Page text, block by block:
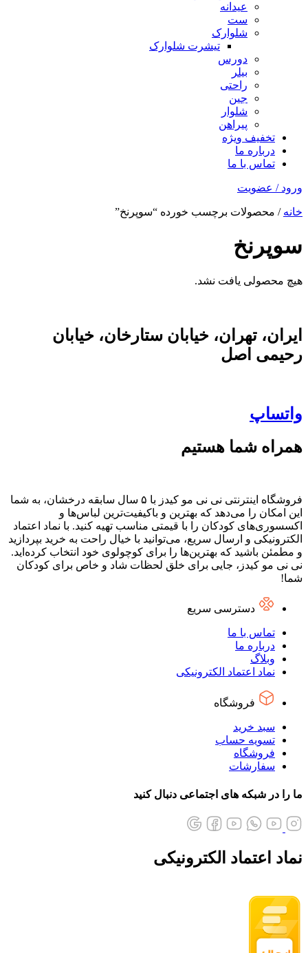
عیدانه
ست
شلوارک
تیشرت شلوارک
دورس
بیلر
راحتی
جین
شلوار
پیراهن
تخفیف ویژه
درباره ما
تماس با ما
ورود / عضویت
خانه / محصولات برچسب خورده “سوپرنخ”
سوپرنخ
هیچ محصولی یافت نشد.
ایران، تهران، خیابان ستارخان، خیابان
رحیمی اصل
واتساپ
همراه شما هستیم
فروشگاه اینترنتی نی نی مو کیدز با ۵ سال سابقه درخشان، به شما
این امکان را می‌دهد که بهترین و باکیفیت‌ترین لباس‌ها و
اکسسوری‌های کودکان را با قیمتی مناسب تهیه کنید. با نماد اعتماد
الکترونیکی و ارسال سریع، می‌توانید با خیال راحت به خرید بپردازید
و مطمئن باشید که بهترین‌ها را برای کوچولوی خود انتخاب کرده‌اید.
نی نی مو کیدز، جایی برای خلق لحظات شاد و خاص برای کودکان
شما!
دسترسی سریع
تماس با ما
درباره ما
وبلاگ
نماد اعتماد الکترونیکی
فروشگاه
سبد خرید
تسویه حساب
فروشگاه
سفارشات
ما را در شبکه های اجتماعی دنبال کنید
نماد اعتماد الکترونیکی